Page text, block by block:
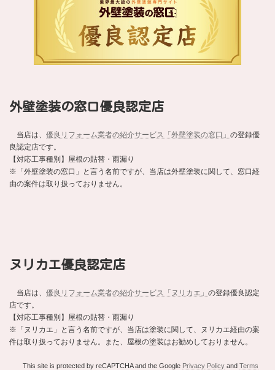
外壁塗装の窓口優良認定店
当店は、 優良リフォーム業者の紹介サービス「外壁塗装の窓口」 の登録優
良認定店です。
【対応工事種別】屋根の貼替・雨漏り
※「外壁塗装の窓口」と言う名前ですが、当店は外壁塗装に関して、窓口経
由の案件は取り扱っておりません。
ヌリカエ優良認定店
当店は、 優良リフォーム業者の紹介サービス「ヌリカエ」 の登録優良認定
店です。
【対応工事種別】屋根の貼替・雨漏り
※「ヌリカエ」と言う名前ですが、当店は塗装に関して、ヌリカエ経由の案
件は取り扱っておりません。また、屋根の塗装はお勧めしておりません。
This site is protected by reCAPTCHA and the Google Privacy Policy andTerms